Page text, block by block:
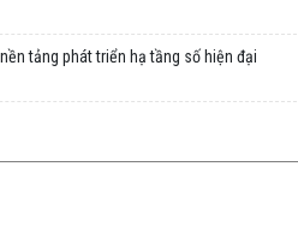
tảng phát triển hạ tầng số hiện đại